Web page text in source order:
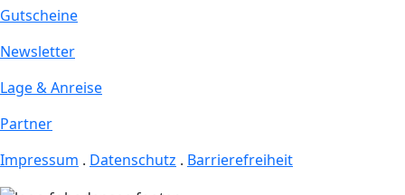
Gutscheine
Newsletter
Lage & Anreise
Partner
Impressum . Datenschutz . Barrierefreiheit